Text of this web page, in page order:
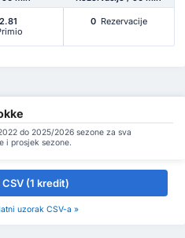
2.81
0 Rezervacije
do 2025/2026 sezone za sva
i prosjek sezone.
(1 kredit)
uzorak CSV-a »